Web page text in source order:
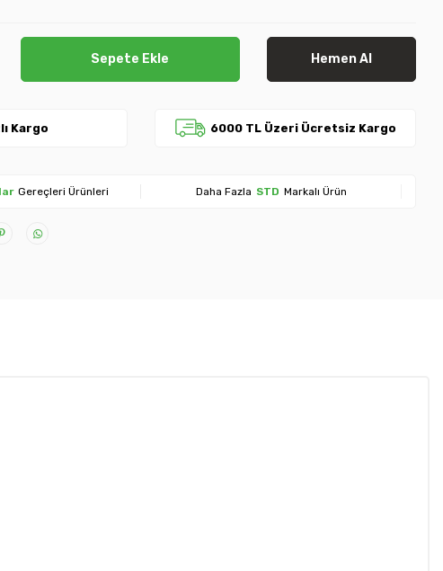
Sepete Ekle Hemen Al
Kargo 6000 TL Üzeri Ücretsiz Kargo
Gereçleri Ürünleri Daha Fazla STD Markalı Ürün